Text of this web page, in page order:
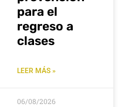
para el
regreso a
clases
LEER MÁS »
06/08/2026